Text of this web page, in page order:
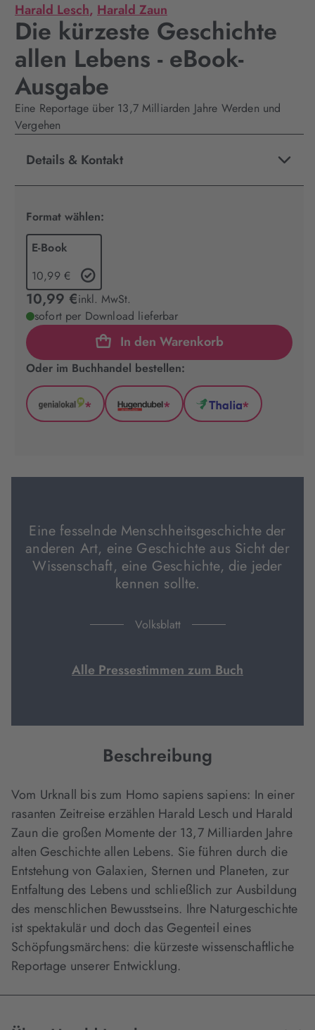
Harald Lesch, Harald Zaun
Die kürzeste Geschichte
allen Lebens - eBook-
Ausgabe
Eine Reportage über 13,7 Milliarden Jahre Werden und
Vergehen
Details & Kontakt
Format wählen:
E-Book
10,99 €
10,99 €inkl. MwSt.
sofort per Download lieferbar
In den Warenkorb
Oder im Buchhandel bestellen:
GenialLokal
Tab
*
Hugendubel
Tab
*
Thalia
Tab
*
Eine fesselnde Menschheitsgeschichte der
anderen Art, eine Geschichte aus Sicht der
Wissenschaft, eine Geschichte, die jeder
kennen sollte.
Volksblatt
Alle Pressestimmen zum Buch
Beschreibung
Vom Urknall bis zum Homo sapiens sapiens: In einer
rasanten Zeitreise erzählen Harald Lesch und Harald
Zaun die großen Momente der 13,7 Milliarden Jahre
alten Geschichte allen Lebens. Sie führen durch die
Entstehung von Galaxien, Sternen und Planeten, zur
Entfaltung des Lebens und schließlich zur Ausbildung
des menschlichen Bewusstseins. Ihre Naturgeschichte
ist spektakulär und doch das Gegenteil eines
Schöpfungsmärchens: die kürzeste wissenschaftliche
Reportage unserer Entwicklung.